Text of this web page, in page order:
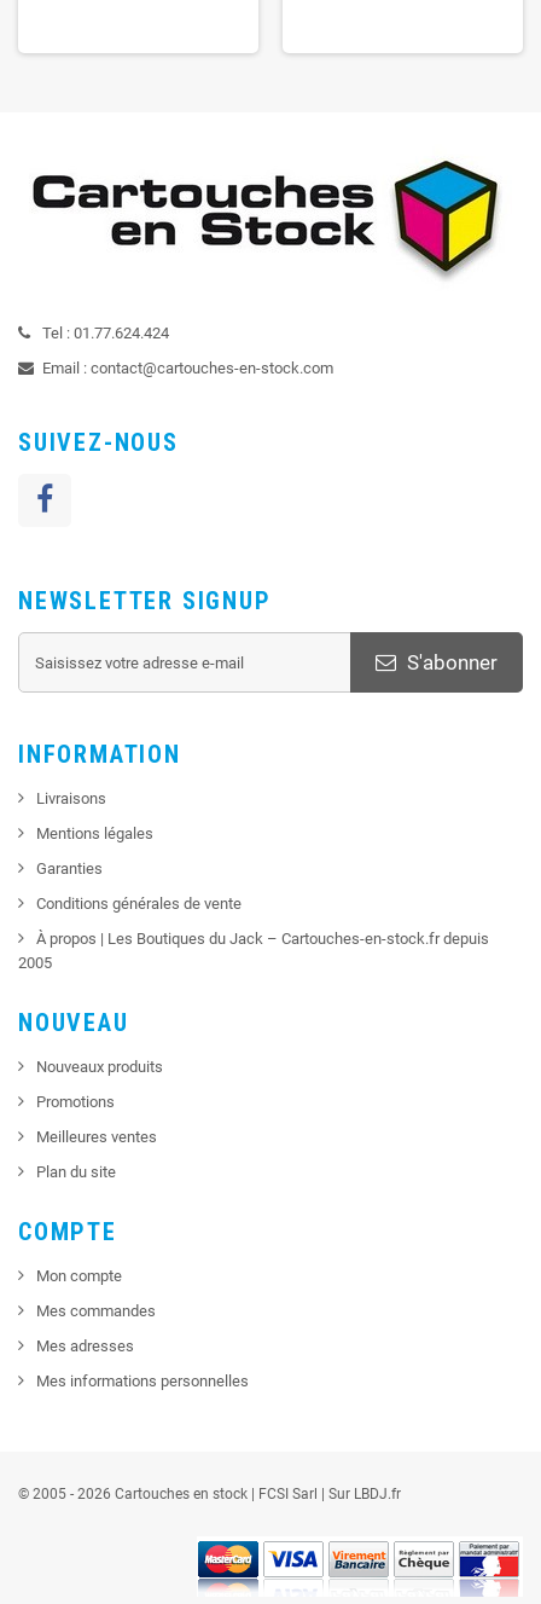
Tel : 01.77.624.424
Email : contact@cartouches-en-stock.com
SUIVEZ-NOUS
NEWSLETTER SIGNUP
S'abonner
INFORMATION
Livraisons
Mentions légales
Garanties
Conditions générales de vente
À propos | Les Boutiques du Jack – Cartouches-en-stock.fr depuis
2005
NOUVEAU
Nouveaux produits
Promotions
Meilleures ventes
Plan du site
COMPTE
Mon compte
Mes commandes
Mes adresses
Mes informations personnelles
© 2005 - 2026 Cartouches en stock | FCSI Sarl | Sur LBDJ.fr